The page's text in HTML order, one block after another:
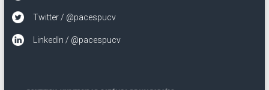
Twitter / @pacespucv
LinkedIn / @pacespucv